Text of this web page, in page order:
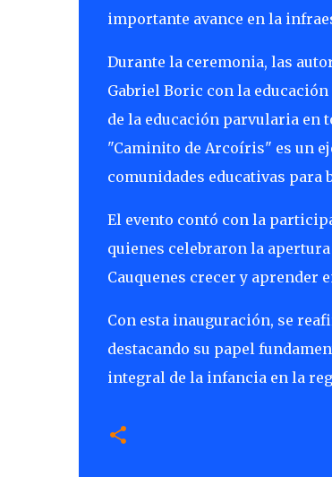
importante avance en la
Durante la ceremonia, las
Gabriel Boric con la
de la educación parvularia en
"Caminito de Arcoíris" es un
comunidades educativas
El evento contó con la
quienes celebraron la
Cauquenes crecer y aprender
Con esta inauguración, se
destacando su papel
integral de la infancia en la